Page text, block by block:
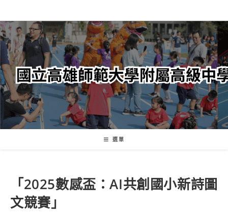
轉
至
主
內
容
選單
「2025數感盃：AI共創國小新詩圖
文競賽」